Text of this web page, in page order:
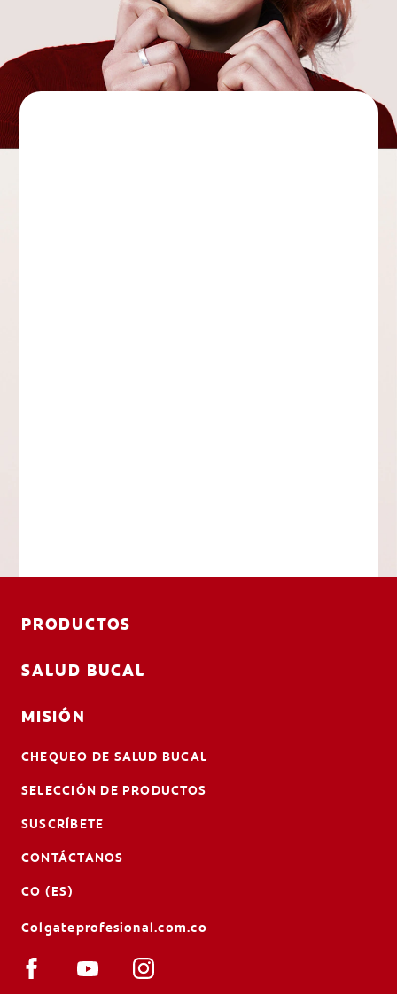
PRODUCTOS
SALUD BUCAL
MISIÓN
CHEQUEO DE SALUD BUCAL
SELECCIÓN DE PRODUCTOS
SUSCRÍBETE
CONTÁCTANOS
CO (ES)
Colgateprofesional.com.co